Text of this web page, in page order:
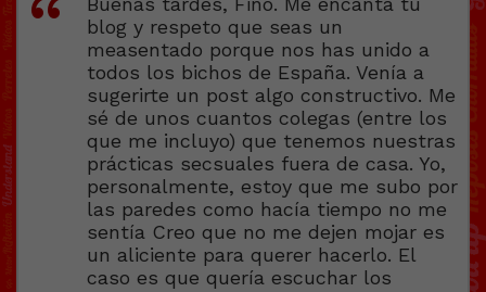
blog y respeto que seas un
measentado porque nos has unido a
todos los bichos de España. Venía a
sugerirte un post algo constructivo. Me
sé de unos cuantos colegas (entre los
que me incluyo) que tenemos nuestras
prácticas secsuales fuera de casa. Yo,
personalmente, estoy que me subo por
las paredes como hacía tiempo no me
sentía Creo que no me dejen mojar es
un aliciente para querer hacerlo. El
caso es que quería escuchar los